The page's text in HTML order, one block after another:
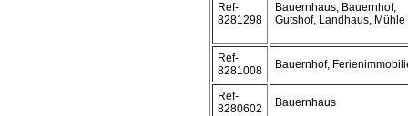
Ref-
8281298
Bauernhaus, Bauernhof,
Gutshof, Landhaus, Mühle
Ref-
8281008
Bauernhof,
Ref-
8280602
Bauernhaus